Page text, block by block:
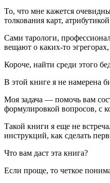
То, что мне кажется
толкования карт,
Сами тарологи,
вещают о каких-то
Короче, найти среди этого
В этой книге я не намерена
Моя задача — помочь вам
формулировкой вопросов, с
Такой книги я еще не
инструкций, как сделать
Что вам даст эта книга?
Если проще, то четкое